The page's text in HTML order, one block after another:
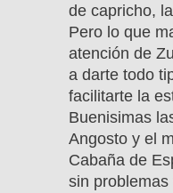
de capricho,
Pero lo que
atención de
a darte todo
facilitarte la
Buenisimas
Angosto y el
Cabaña de
sin